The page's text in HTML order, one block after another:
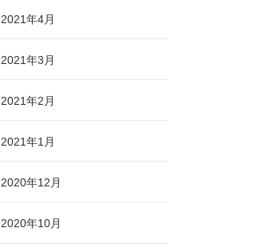
2021年4月
2021年3月
2021年2月
2021年1月
2020年12月
2020年10月